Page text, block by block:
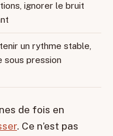
ignorer le bruit
un rythme stable,
sous pression
de fois en
. Ce n’est pas